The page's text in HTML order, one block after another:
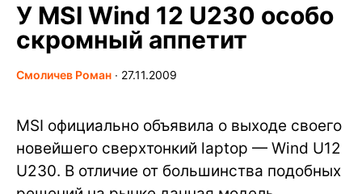
У MSI Wind 12 U230 особо
скромный аппетит
Смоличев Роман ∙ 27.11.2009
MSI официально объявила о выходе своего
новейшего сверхтонкий laptop — Wind U12
U230. В отличие от большинства подобных